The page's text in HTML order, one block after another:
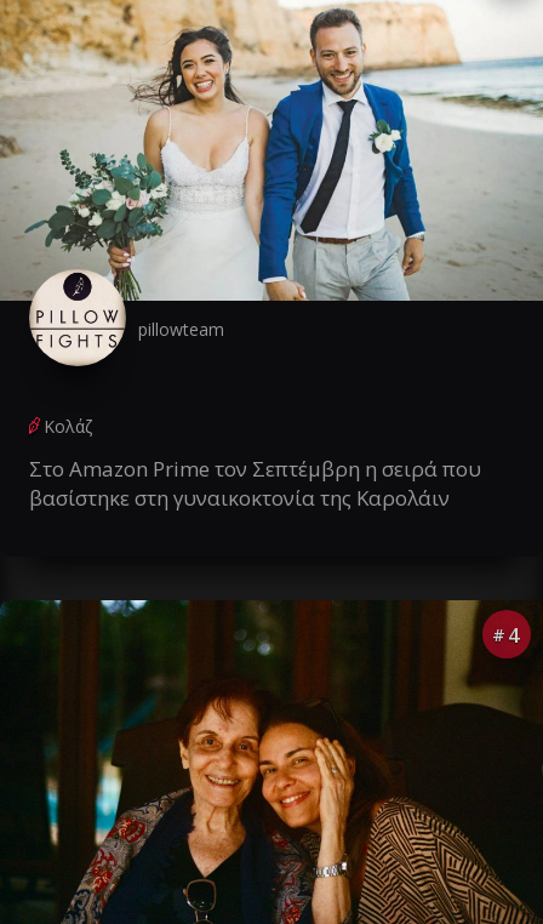
pillowteam
Κολάζ
Στο Amazon Prime τον Σεπτέμβρη η σειρά που
βασίστηκε στη γυναικοκτονία της Καρολάιν
# 4